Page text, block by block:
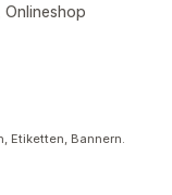
Onlineshop
Etiketten, Bannern.